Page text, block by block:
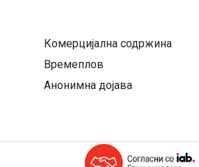
Комерцијална содржина
Времеплов
Анонимна дојава